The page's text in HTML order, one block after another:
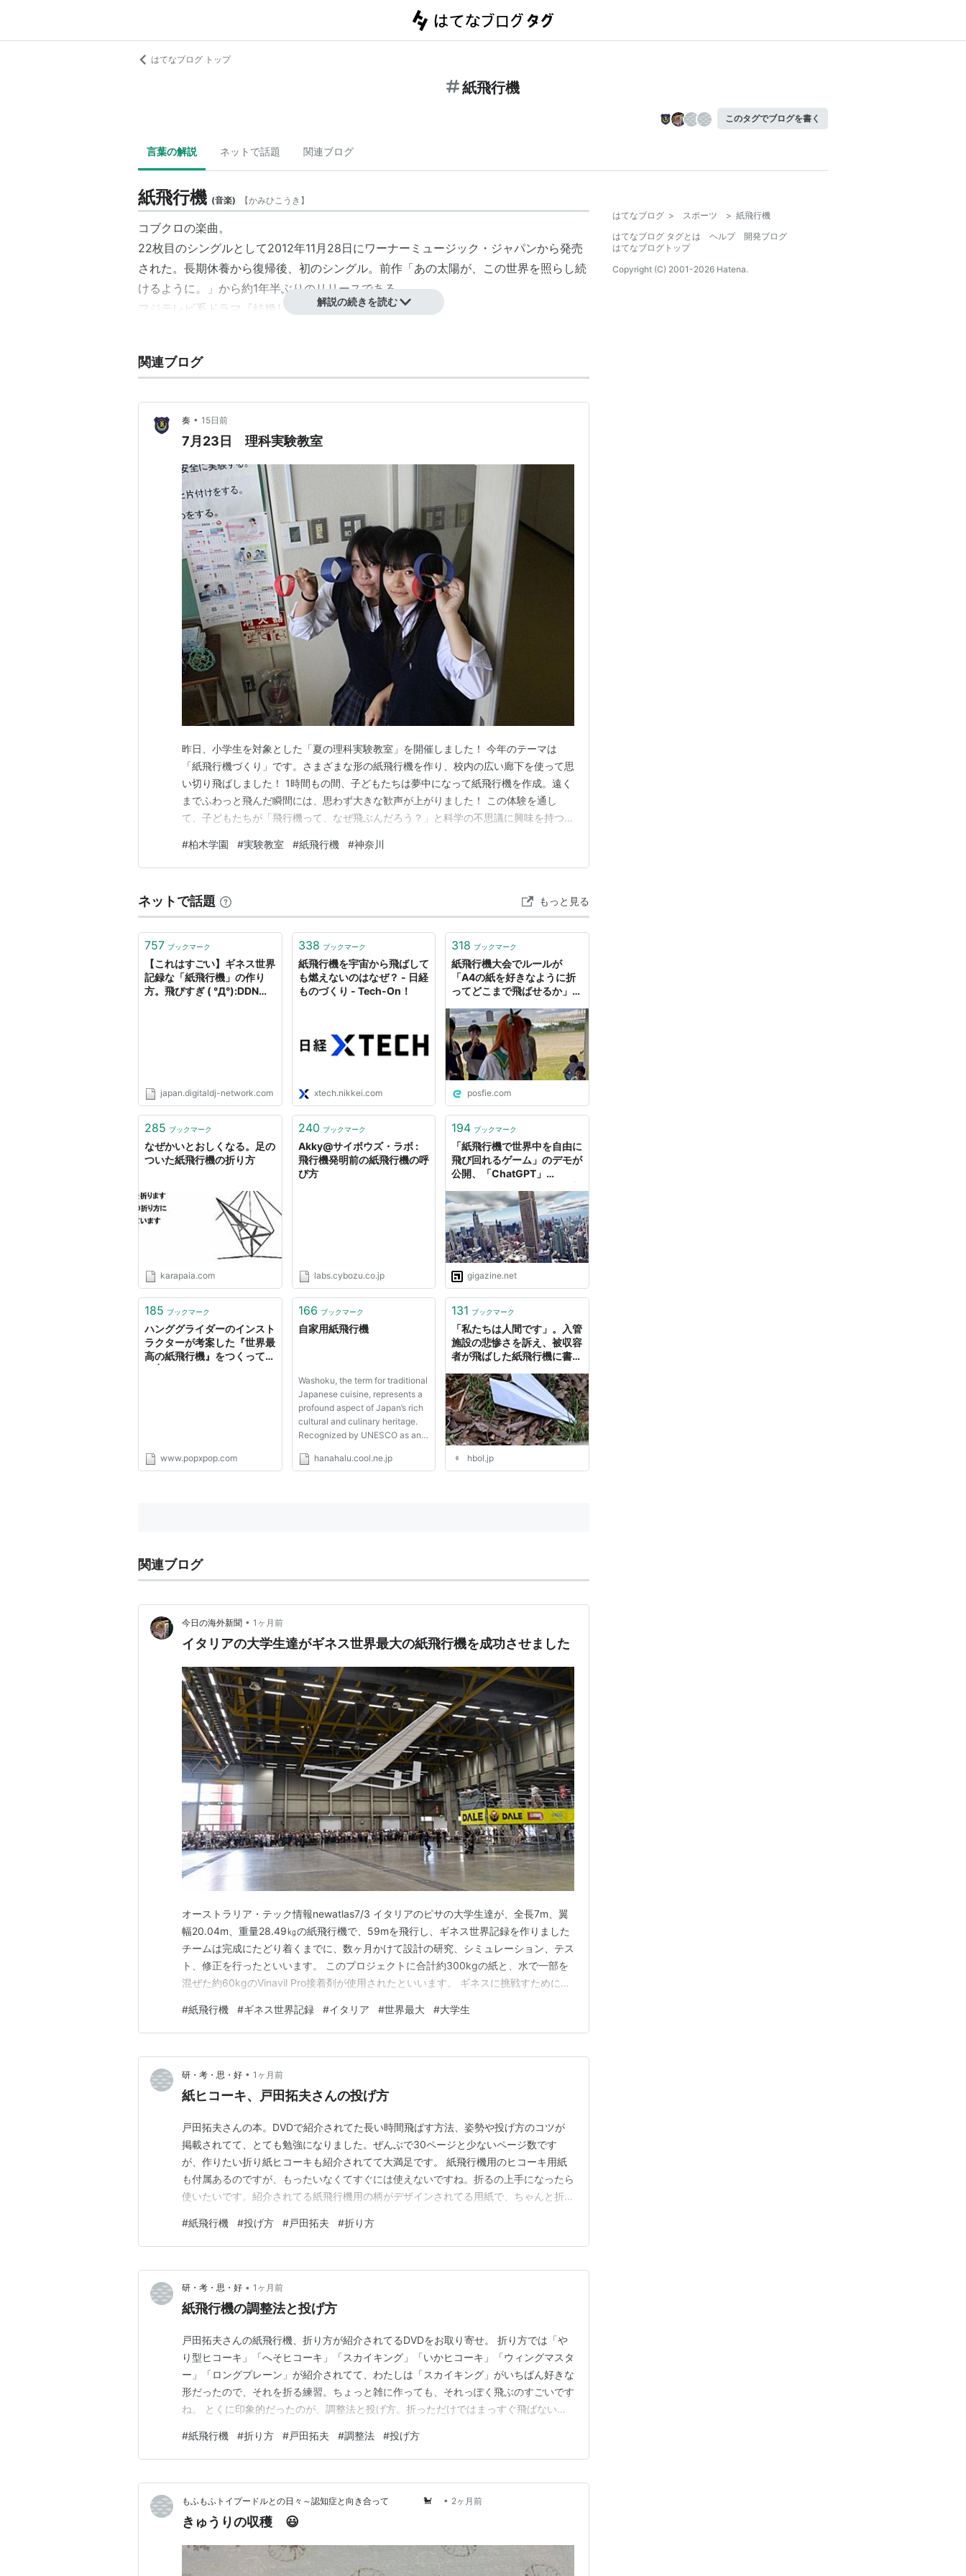
はてなブログ トップ
紙飛行機
このタグでブログを書く
言葉の解説 ネットで話題 関連ブログ
紙飛行機 (音楽) 【かみひこうき 】
コブクロの楽曲。
22枚目のシングルとして2012年11月28日にワーナーミュージック・ジャパンから発売
された。長期休養から復帰後、初のシングル。前作「あの太陽が、この世界を照らし続
けるように。」から約1年半ぶりのリリースである。
フジテレビ系ドラマ『結婚しない』主題歌。
出版社/メーカー:ワーナーミュージック・ジャパン
メディア:
クリック: 3回
リスト::曲タイトル
紙飛行機 (スポーツ) 【かみひこうき
紙やバルサ材を使って、翼や胴体を作り、それらのパーツを組み合わせて作る飛行機の
こと。1分以上、空を滞空する紙飛行機もある。
※折り紙ではありません！
http://www.geocities.co.jp/Playtown-Knight/5973/pp_files/mp/match_2.html
ホワイトウイングス：http://web.agport.co.jp/whitewings/lineup/index.html
解説の続きを読む
関連ブログ
奏 • 15日前
7月23日 理科実験教室
昨日、小学生を対象とした「夏の理科実験教室」を開催しました！ 今年のテーマは
「紙飛行機づくり」です。さまざまな形の紙飛行機を作り、校内の広い廊下を使って思
い切り飛ばしました！ 1時間もの間、子どもたちは夢中になって紙飛行機を作成。遠く
までふわっと飛んだ瞬間には、思わず大きな歓声が上がりました！ この体験を通し
て、子どもたちが「飛行機って、なぜ飛ぶんだろう？」と科学の不思議に興味を持つき
番大切にしたかったのは「説明を聞いて、その通りに完璧な紙飛行機を作ること」では
ありません。 ・どんどん作って試してみること ・どんな…
#柏木学園 #実験教室 #紙飛行機 #神奈川
ネットで話題 もっと見る
757 ブックマーク
【これはすごい】ギネス世界
記録な「紙飛行機」の作り
方。飛びすぎ ( °Д°):DDN
japan.digitaldj-network.com
338 ブックマーク
紙飛行機を宇宙から飛ばして
も燃えないのはなぜ？ - 日経
ものづくり - Tech-On！
xtech.nikkei.com
318 ブックマーク
紙飛行機大会でルールが
「A4の紙を好きなように折
ってどこまで飛ばせるか」だ
優勝もぎ取りに行った話
posfie.com
285 ブックマーク
なぜかいとおしくなる。足の
ついた紙飛行機の折り方
karapaia.com
240 ブックマーク
Akky@サイボウズ・ラボ :
飛行機発明前の紙飛行機の呼
び方
labs.cybozu.co.jp
194 ブックマーク
「紙飛行機で世界中を自由に
飛び回れるゲーム」のデモが
公開、「ChatGPT」
目技術てんこ盛りで圧巻の出
来栄え
gigazine.net
185 ブックマーク
ハンググライダーのインスト
ラクターが考案した『世界最
高の紙飛行機』をつくってみ
www.popxpop.com
166 ブックマーク
自家用紙飛行機
Washoku, the term for traditional
Japanese cuisine, represents a
profound aspect of Japan’s rich
cultural and culinary heritage.
Recognized by UNESCO as an
Humanity, Wa...
hanahalu.cool.ne.jp
131 ブックマーク
「私たちは人間です」。入管
施設の悲惨さを訴え、被収容
者が飛ばした紙飛行機に書か
ー・ビジネス・オンライン
hbol.jp
関連ブログ
今日の海外新聞 • 1ヶ月前
イタリアの大学生達がギネス世界最大の紙飛行機を成功させました
オーストラリア・テック情報newatlas7/3 イタリアのピサの大学生達が、全長7m、翼
幅20.04m、重量28.49㎏の紙飛行機で、59mを飛行し、ギネス世界記録を作りました
チームは完成にたどり着くまでに、数ヶ月かけて設計の研究、シミュ​​レーション、テス
ト、修正を行ったといいます。 このプロジェクトに合計約300kgの紙と、水で一部を
混ぜた約60kgのVinavil Pro接着剤が使用されたといいます。 ギネスに挑戦すために
ートルまでのプラットフォームから離陸 して、これまでの記録15mを突破しました
#紙飛行機 #ギネス世界記録 #イタリア #世界最大 #大学生
研・考・思・好 • 1ヶ月前
紙ヒコーキ、戸田拓夫さんの投げ方
戸田拓夫さんの本。DVDで紹介されてた長い時間飛ばす方法、姿勢や投げ方のコツが
掲載されてて、とても勉強になりました。ぜんぶで30ページと少ないページ数です
が、作りたい折り紙ヒコーキも紹介されてて大満足です。 紙飛行機用のヒコーキ用紙
も付属あるのですが、もったいなくてすぐには使えないですね。折るの上手になったら
使いたいです。紹介されてる紙飛行機用の柄がデザインされてる用紙で、ちゃんと折れ
#紙飛行機 #投げ方 #戸田拓夫 #折り方
研・考・思・好 • 1ヶ月前
紙飛行機の調整法と投げ方
戸田拓夫さんの紙飛行機、折り方が紹介されてるDVDをお取り寄せ。 折り方では「や
り型ヒコーキ」「へそヒコーキ」「スカイキング」「いかヒコーキ」「ウィングマスタ
ー」「ロングプレーン」が紹介されてて、わたしは「スカイキング」がいちばん好きな
形だったので、それを折る練習。ちょっと雑に作っても、それっぽく飛ぶのすごいです
ね。 とくに印象的だったのが、調整法と投げ方。折っただけではまっすぐ飛ばないの
する補法が映像でみられて嬉しい。昇降舵の角度、戸田さんご自身が実践してくださっ
てて、とても勉強になりました。 リンク
#紙飛行機 #折り方 #戸田拓夫 #調整法 #投げ方
もふもふトイプードルとの日々～認知症と向き合って 🐩 • 2ヶ月前
きゅうりの収穫 😃
はてなブログ > スポーツ > 紙飛行機
はてなブログ タグとは
ヘルプ
開発ブログ
はてなブログトップ
Copyright (C) 2001-2026 Hatena.